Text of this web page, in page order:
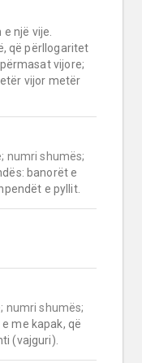
që përllogaritet
vijor metër
numri shumës;
banorët e
e pyllit.
numri shumës;
me kapak, që
(vajguri).